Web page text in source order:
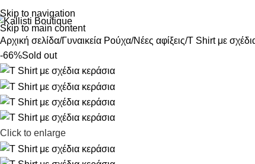
Skip to navigation
Skip to main content
Αρχική σελίδα Γυναικεία Ρούχα Νέες αφίξεις T Shirt με
-66%Sold out
Click to enlarge